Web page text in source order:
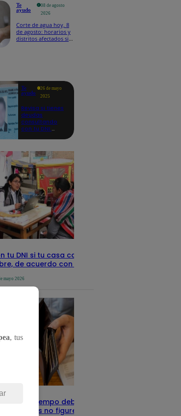
Te
ayudo
08 de agosto
2026
Corte de agua hoy, 8
de agosto: horarios y
distritos afectados sin
Te
ayudo
26 de mayo
2025
Revisa si tienes
deudas
consultando
con tu DNI:
detalles
tu DNI si tu casa califica
de acuerdo con el Sisfoh
mayo 2026
¿Cuánto tiempo debe pasar
tus deudas no figuren en su
, tus